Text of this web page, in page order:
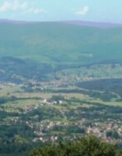
Notre local
La Boutique
Les pièces
L’assurance
Liens
La Revue
La traction
La Traction des
membres
Bibliographie